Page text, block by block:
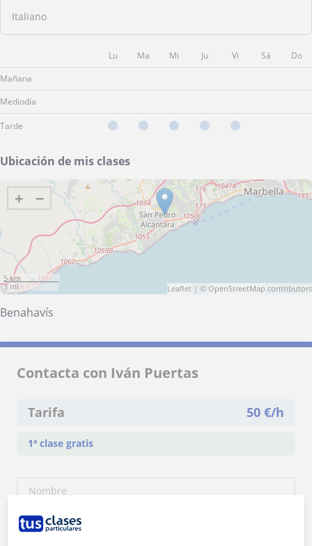
Italiano
Lu Ma Mi Ju Vi Sá
Do
Mañana
Mediodía
Tarde
Ubicación de mis clases
+ −
5 km
3 mi
Leaflet | © OpenStreetMap contributors
Benahavís
Contacta con Iván Puertas
Tarifa 50 €/h
1ª clase gratis